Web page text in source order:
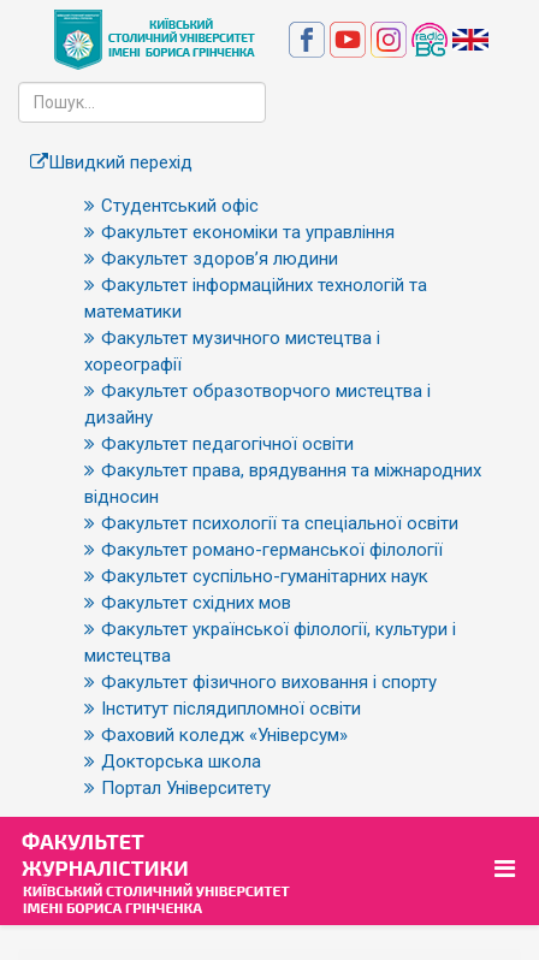
Швидкий перехід
Студентський офіс
Факультет економіки та управління
Факультет здоров’я людини
Факультет інформаційних технологій та
математики
Факультет музичного мистецтва і
хореографії
Факультет образотворчого мистецтва і
дизайну
Факультет педагогічної освіти
Факультет права, врядування та міжнародних
відносин
Факультет психології та спеціальної освіти
Факультет романо-германської філології
Факультет суспільно-гуманітарних наук
Факультет східних мов
Факультет української філології, культури і
мистецтва
Факультет фізичного виховання і спорту
Інститут післядипломної освіти
Фаховий коледж «Універсум»
Докторська школа
Портал Університету